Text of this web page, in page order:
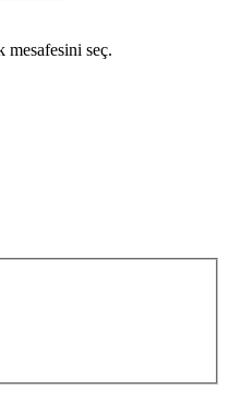
mesafesini seç.